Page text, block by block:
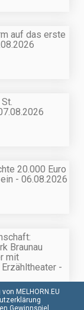
auf das erste
20.000 Euro
- 06.08.2026
Braunau
mit
-
MELHORN.EU
Gewinnspiel